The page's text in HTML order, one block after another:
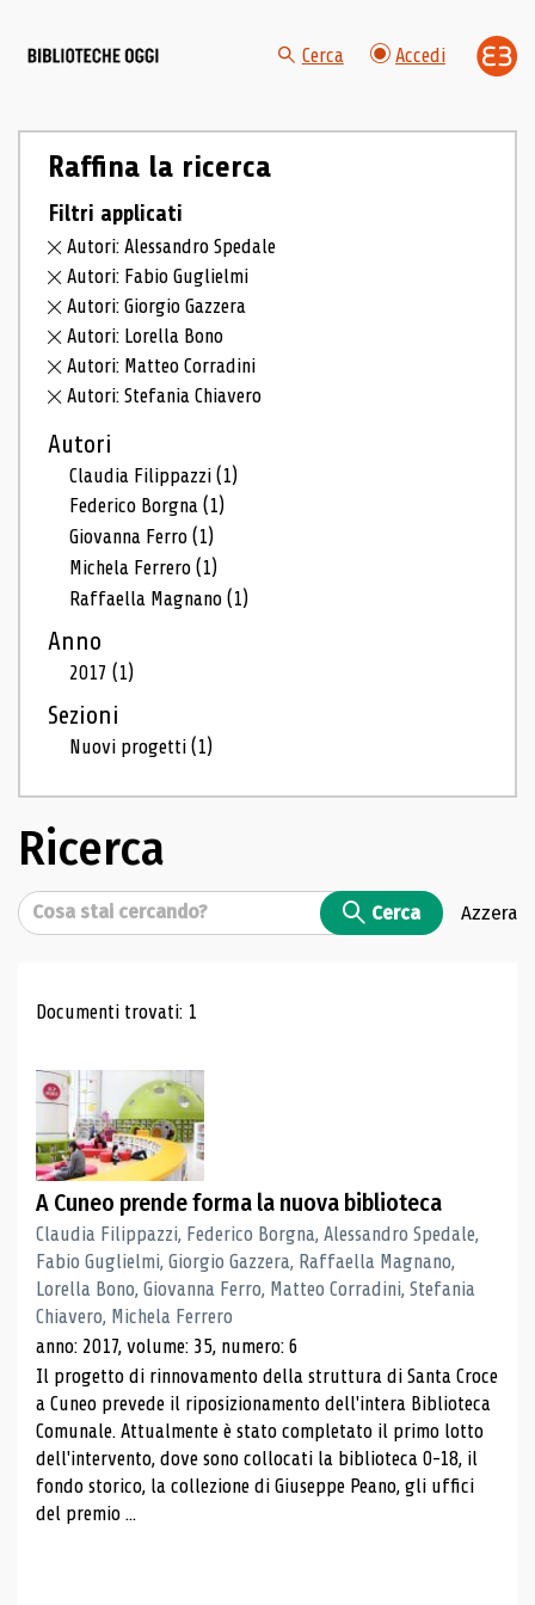
Cerca Accedi
Raffina la ricerca
Filtri applicati
Autori: Alessandro Spedale
Autori: Fabio Guglielmi
Autori: Giorgio Gazzera
Autori: Lorella Bono
Autori: Matteo Corradini
Autori: Stefania Chiavero
Autori
Claudia Filippazzi(1)
Federico Borgna(1)
Giovanna Ferro(1)
Michela Ferrero(1)
Raffaella Magnano(1)
Anno
2017(1)
Sezioni
Nuovi progetti(1)
Ricerca
Cerca Cerca Azzera
Risultati di ricerca
Documenti trovati: 1
A Cuneo prende forma la nuova biblioteca
Claudia Filippazzi, Federico Borgna, Alessandro Spedale,
Fabio Guglielmi, Giorgio Gazzera, Raffaella Magnano,
Lorella Bono, Giovanna Ferro, Matteo Corradini, Stefania
Chiavero, Michela Ferrero
anno: 2017, volume: 35, numero: 6
Il progetto di rinnovamento della struttura di Santa Croce
a Cuneo prevede il riposizionamento dell'intera Biblioteca
Comunale. Attualmente è stato completato il primo lotto
dell'intervento, dove sono collocati la biblioteca 0-18, il
fondo storico, la collezione di Giuseppe Peano, gli uffici
del premio ...